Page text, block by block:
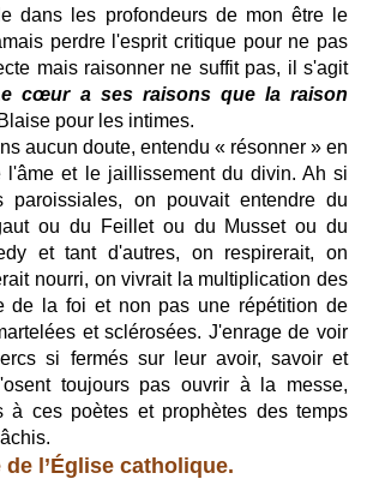
dans les profondeurs de mon être le
perdre l'esprit critique pour ne pas
mais raisonner ne suffit pas, il s'agit
cœur a ses raisons que la raison
pour les intimes.
aucun doute, entendu « résonner » en
l'âme et le jaillissement du divin. Ah si
paroissiales, on pouvait entendre du
ou du Feillet ou du Musset ou du
et tant d'autres, on respirerait, on
nourri, on vivrait la multiplication des
de la foi et non pas une répétition de
et sclérosées. J'enrage de voir
si fermés sur leur avoir, savoir et
toujours pas ouvrir à la messe,
à ces poètes et prophètes des temps
l’Église catholique.